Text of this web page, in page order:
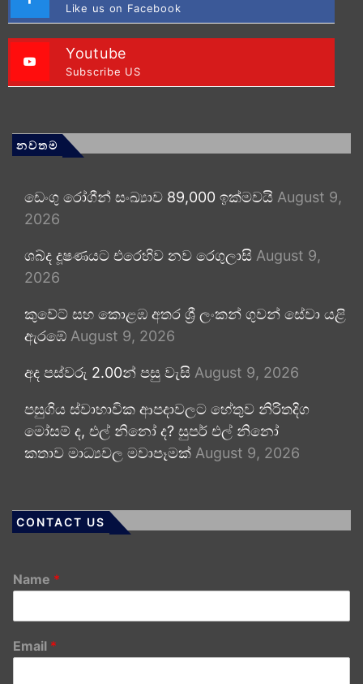
Like us on Facebook
Youtube
Subscribe US
නවතම
ඩෙංගු රෝගීන් සංඛ්‍යාව 89,000 ඉක්මවයි August 9,
2026
ශබ්ද දූෂණයට එරෙහිව නව රෙගුලාසි August 9,
2026
කුවේට් සහ කොළඹ අතර ශ්‍රී ලංකන් ගුවන් සේවා යළි
ඇරඹේ August 9, 2026
අද පස්වරු 2.00න් පසු වැසි August 9, 2026
පසුගිය ස්වාභාවික ආපදාවලට හේතුව නිරිතදිග
මෝසම් ද, එල් නිනෝ ද? සුපර් එල් නිනෝ
කතාව මාධ්‍යවල මවාපෑමක් August 9, 2026
CONTACT US
Name *
Email *